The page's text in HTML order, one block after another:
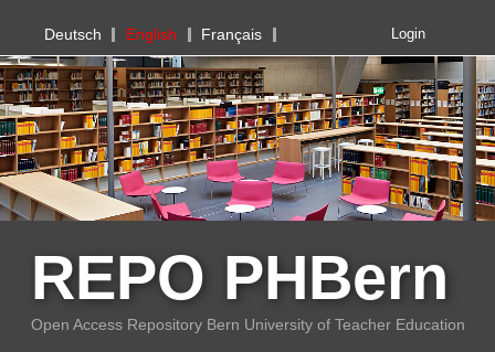
PHBern
Deutsch English Français Login
REPO PHBern
Open Access Repository Bern University of Teacher Education